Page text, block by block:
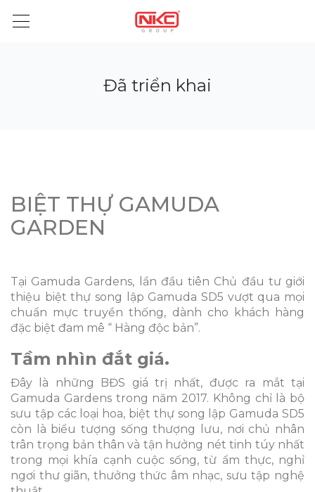
Đã triển khai
BIỆT THỰ GAMUDA
GARDEN
Tại Gamuda Gardens, lần đầu tiên Chủ đầu tư giới
thiệu biệt thự song lập Gamuda SD5 vượt qua mọi
chuẩn mực truyền thống, dành cho khách hàng
đặc biệt đam mê “ Hàng độc bản”.
Tầm nhìn đắt giá.
Đây là những BĐS giá trị nhất, được ra mắt tại
Gamuda Gardens trong năm 2017. Không chỉ là bộ
sưu tập các loại hoa, biệt thự song lập Gamuda SD5
còn là biểu tượng sống thượng lưu, nơi chủ nhân
trân trọng bản thân và tận hưởng nét tinh túy nhất
trong mọi khía cạnh cuộc sống, từ ẩm thực, nghỉ
ngơi thư giãn, thưởng thức âm nhạc, sưu tập nghệ